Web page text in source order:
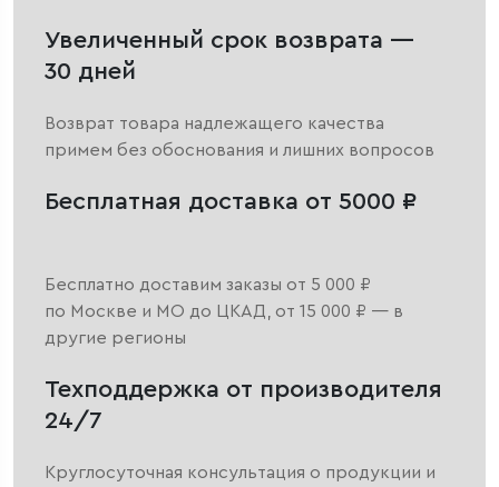
Увеличенный срок возврата —
30 дней
Возврат товара надлежащего качества
примем без обоснования и лишних вопросов
Бесплатная доставка от 5000 ₽
Бесплатно доставим заказы от 5 000 ₽
по Москве и МО до ЦКАД, от 15 000 ₽ — в
другие регионы
Техподдержка от производителя
24/7
Круглосуточная консультация о продукции и